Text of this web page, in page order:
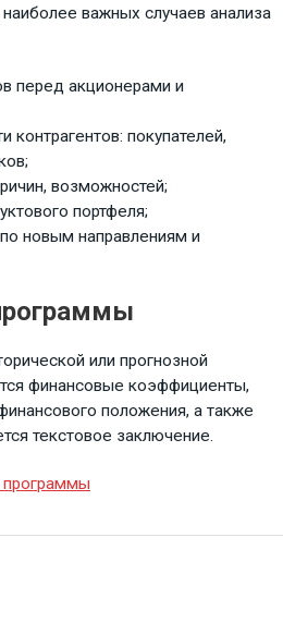
важных случаев анализа
перед акционерами и
контрагентов: покупателей,
возможностей;
портфеля;
новым направлениям и
или прогнозной
финансовые коэффициенты,
положения, а также
текстовое заключение.
программы